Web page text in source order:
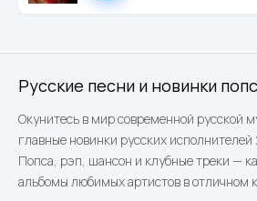
Русские песни и новинки
Окунитесь в мир современной русской
главные новинки русских
Попса, рэп, шансон и клубные треки —
альбомы любимых артистов в отличном
А